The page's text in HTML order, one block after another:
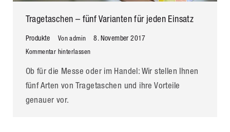
Tragetaschen – fünf Varianten für jeden Einsatz
Produkte Vonadmin 8. November 2017
Kommentar hinterlassen
Ob für die Messe oder im Handel: Wir stellen Ihnen
fünf Arten von Tragetaschen und ihre Vorteile
genauer vor.